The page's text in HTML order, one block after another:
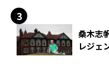
桑木志
レジェ